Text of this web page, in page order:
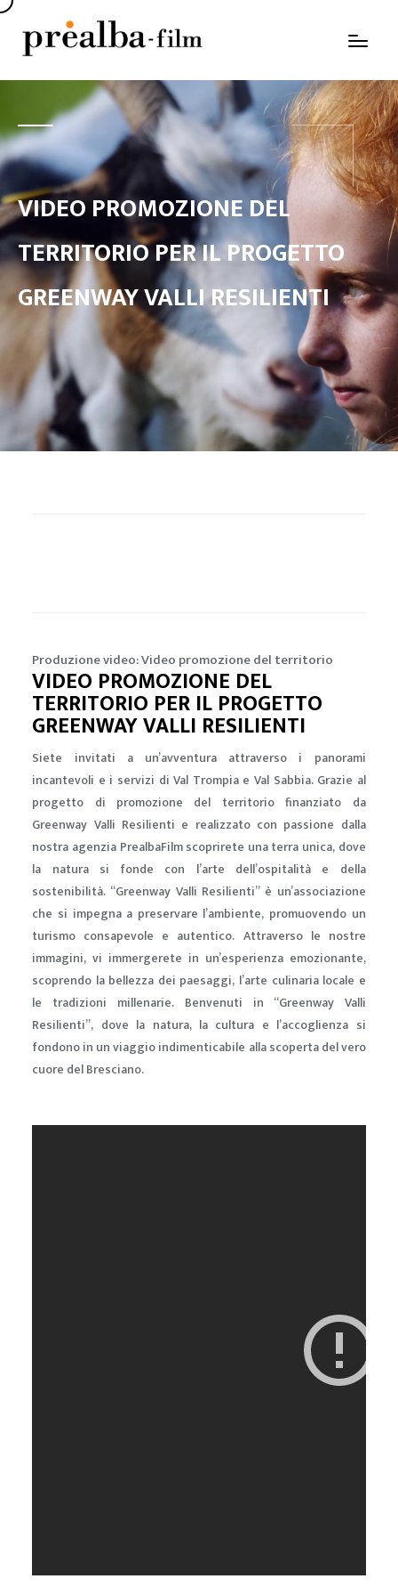
VIDEO PROMOZIONE DEL
TERRITORIO PER IL PROGETTO
GREENWAY VALLI RESILIENTI
Produzione video: Video promozione del territorio
VIDEO PROMOZIONE DEL
TERRITORIO PER IL PROGETTO
GREENWAY VALLI RESILIENTI
Siete invitati a un’avventura attraverso i panorami
incantevoli e i servizi di Val Trompia e Val Sabbia. Grazie al
progetto di promozione del territorio finanziato da
Greenway Valli Resilienti e realizzato con passione dalla
nostra agenzia PrealbaFilm scoprirete una terra unica, dove
la natura si fonde con l’arte dell’ospitalità e della
sostenibilità. “Greenway Valli Resilienti” è un’associazione
che si impegna a preservare l’ambiente, promuovendo un
turismo consapevole e autentico. Attraverso le nostre
immagini, vi immergerete in un’esperienza emozionante,
scoprendo la bellezza dei paesaggi, l’arte culinaria locale e
le tradizioni millenarie. Benvenuti in “Greenway Valli
Resilienti”, dove la natura, la cultura e l’accoglienza si
fondono in un viaggio indimenticabile alla scoperta del vero
cuore del Bresciano.